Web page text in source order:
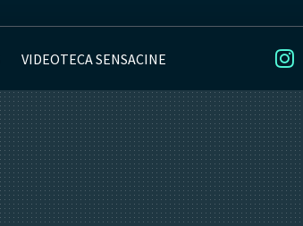
VIDEOTECA SENSACINE